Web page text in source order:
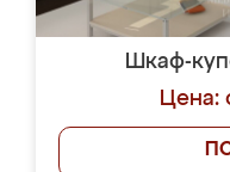
Шкаф-
Цена: